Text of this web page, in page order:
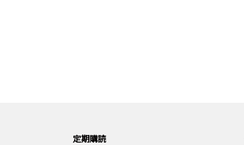
定期購読